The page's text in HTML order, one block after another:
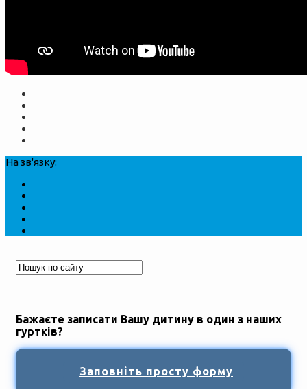
На зв'язку:
Бажаєте записати Вашу дитину в один з наших
гуртків?
Заповніть просту форму